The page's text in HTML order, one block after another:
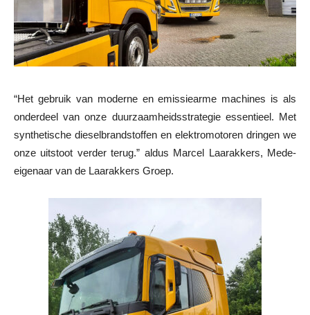
“Het gebruik van moderne en emissiearme machines is als
onderdeel van onze duurzaamheidsstrategie essentieel. Met
synthetische dieselbrandstoffen en elektromotoren dringen we
onze uitstoot verder terug.” aldus Marcel Laarakkers, Mede-
eigenaar van de Laarakkers Groep.